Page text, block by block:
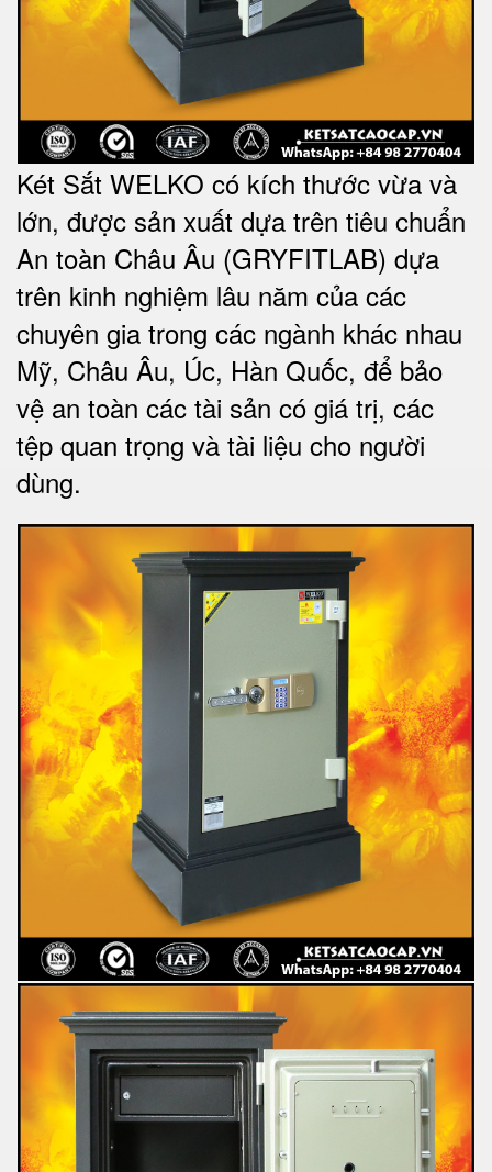
Két Sắt WELKO có kích thước vừa và
lớn, được sản xuất dựa trên tiêu chuẩn
An toàn Châu Âu (GRYFITLAB) dựa
trên kinh nghiệm lâu năm của các
chuyên gia trong các ngành khác nhau
Mỹ, Châu Âu, Úc, Hàn Quốc, để bảo
vệ an toàn các tài sản có giá trị, các
tệp quan trọng và tài liệu cho người
dùng.